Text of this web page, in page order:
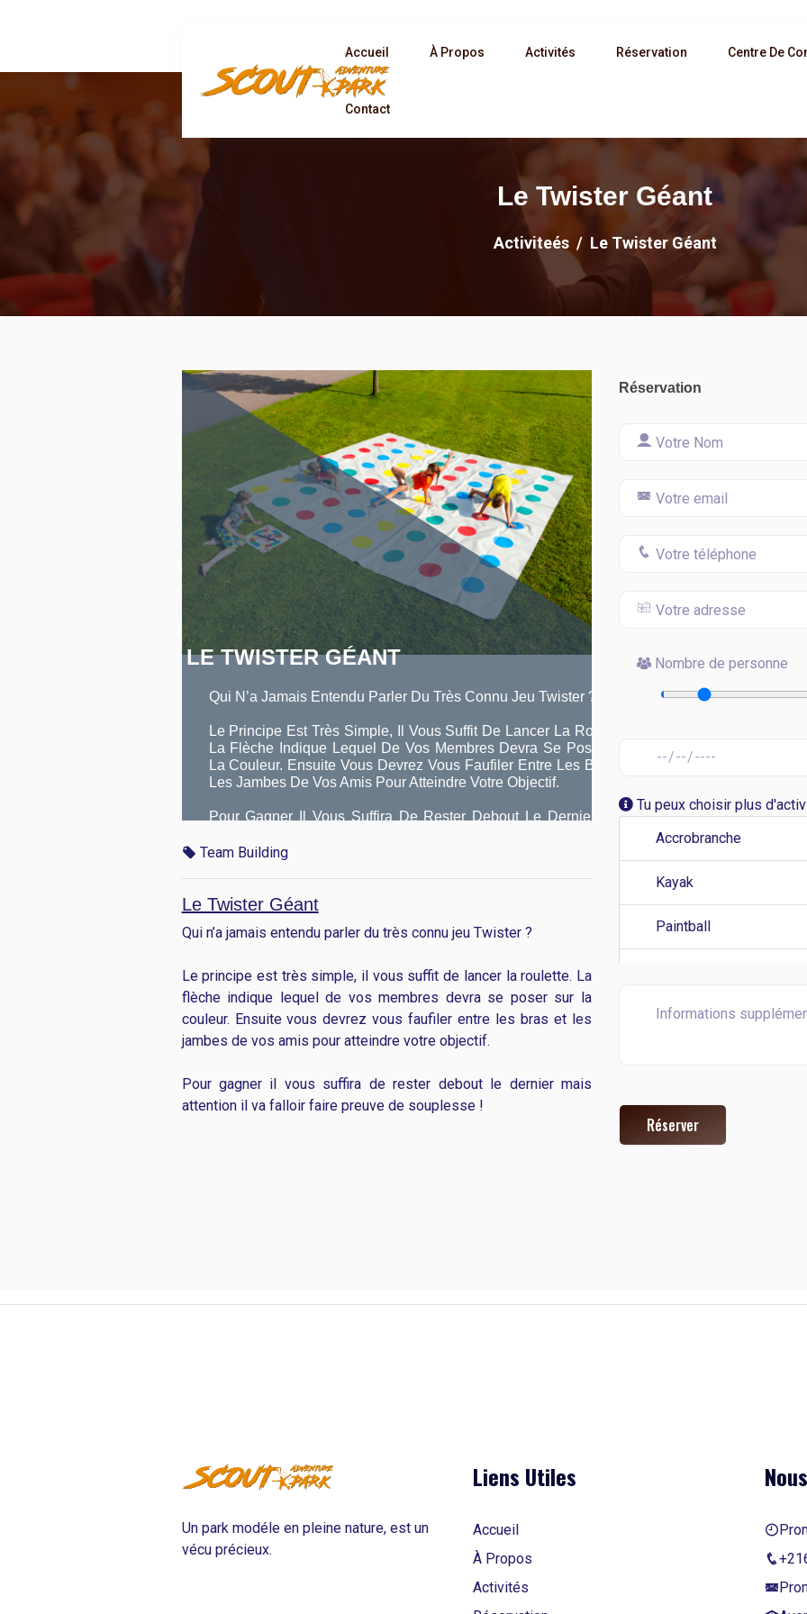
Accueil À Propos Activités Réservation Centre De
Contact
Le Twister Géant
Activiteés Le Twister Géant
LE TWISTER GÉANT
Qui N’a Jamais Entendu Parler Du Très Connu Jeu Twister ?
Le Principe Est Très Simple, Il Vous Suffit De Lancer La Roulette.
La Flèche Indique Lequel De Vos Membres Devra Se Poser Sur
La Couleur. Ensuite Vous Devrez Vous Faufiler Entre Les Bras Et
Les Jambes De Vos Amis Pour Atteindre Votre Objectif.
Pour Gagner Il Vous Suffira De Rester Debout Le Dernier Mais
Team Building
Le Twister Géant
Qui n’a jamais entendu parler du très connu jeu Twister ?
Le principe est très simple, il vous suffit de lancer la roulette. La
flèche indique lequel de vos membres devra se poser sur la
couleur. Ensuite vous devrez vous faufiler entre les bras et les
jambes de vos amis pour atteindre votre objectif.
Pour gagner il vous suffira de rester debout le dernier mais
attention il va falloir faire preuve de souplesse !
Réservation
Nombre de personne
Tu peux choisir plus
Accrobranche
Kayak
Paintball
Mur d’escalade
Tir à l’arc
Jeu d’entonnoire
Réserver
Un park modéle en pleine nature, est un
vécu précieux.
Liens Utiles
Accueil
À Propos
Activités